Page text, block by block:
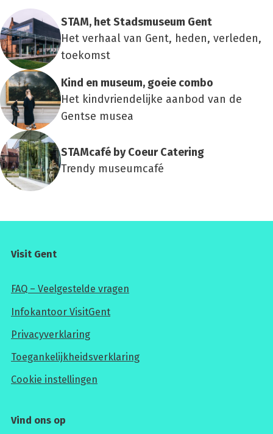
STAM, het Stads­mu­se­um Gent
Het verhaal van Gent, heden, verleden,
toekomst
Kind en muse­um, goeie com­bo
Het kindvriendelijke aanbod van de
Gentse musea
STAM­ca­fé by Coeur Cate­ring
Trendy museumcafé
Visit Gent
FAQ – Veelgestelde vragen
Infokantoor VisitGent
Privacyverklaring
Toegankelijkheidsverklaring
Cookie instellingen
Vind ons op